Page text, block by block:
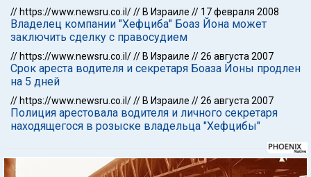
// https://www.newsru.co.il/// В Израиле // 17 февраля 2008
Владелец компании "Хефциба" Боаз Йона может
заключить сделку с правосудием
// https://www.newsru.co.il/// В Израиле //26 августа 2007
Срок ареста водителя и секретаря Боаза Йоны продлен
на 5 дней
// https://www.newsru.co.il/// В Израиле //26 августа 2007
Полиция арестовала водителя и личного секретаря
находящегося в розыске владельца "Хефцибы"